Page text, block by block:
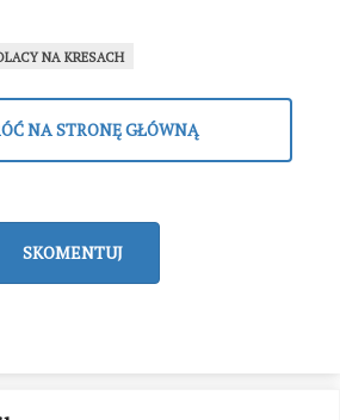
NA KRESACH
NA STRONĘ GŁÓWNĄ
SKOMENTUJ